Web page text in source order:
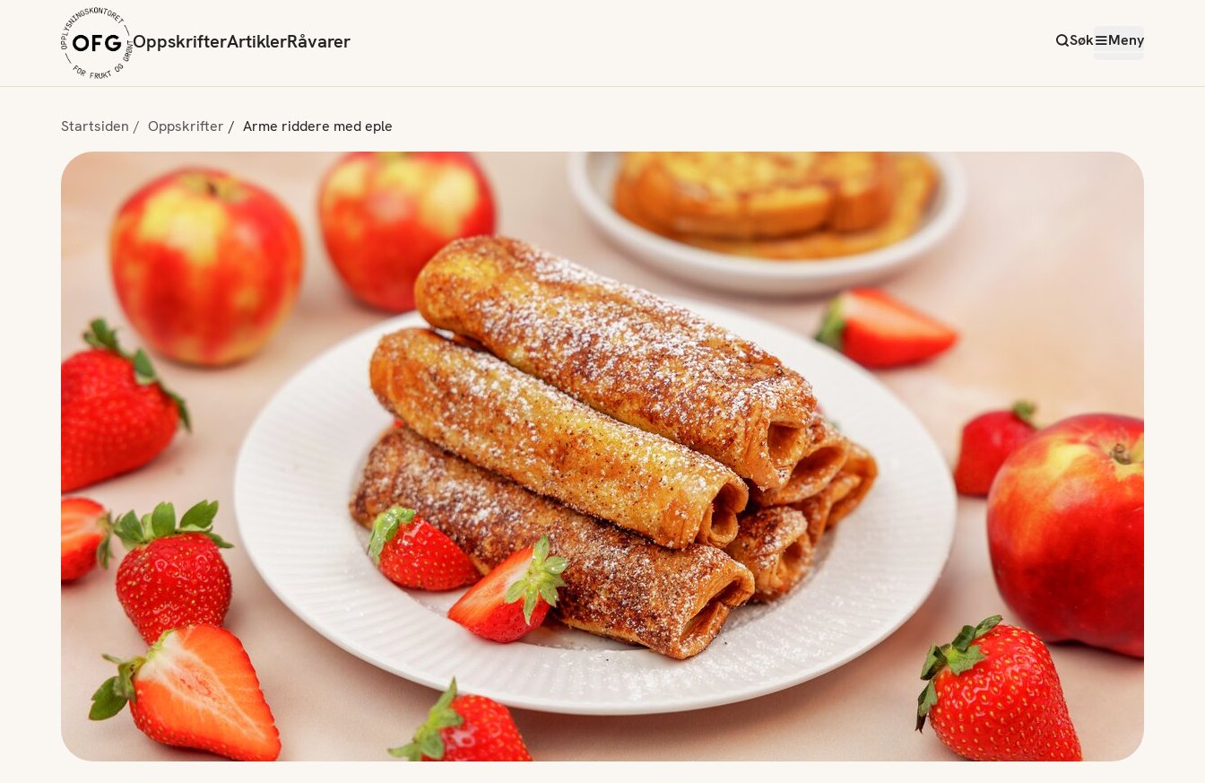
OppskrifterArtiklerRåvarer Søk Meny
Startsiden Oppskrifter Arme riddere med eple